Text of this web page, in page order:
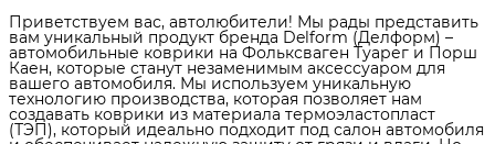
Приветствуем вас, автолюбители! Мы рады представить
вам уникальный продукт бренда Delform (Делформ) –
автомобильные коврики на Фольксваген Туарег и Порш
Каен, которые станут незаменимым аксессуаром для
вашего автомобиля. Мы используем уникальную
технологию производства, которая позволяет нам
создавать коврики из материала термоэластопласт
(ТЭП), который идеально подходит под салон автомобиля